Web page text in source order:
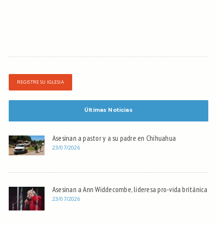
REGISTRE SU IGLESIA
Últimas Noticias
Asesinan a pastor y a su padre en Chihuahua
23/07/2026
Asesinan a Ann Widdecombe, lideresa pro-vida británica
23/07/2026